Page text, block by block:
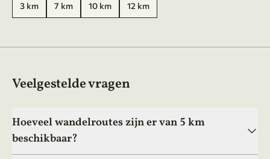
3 km 7 km 10 km 12 km
Veelgestelde vragen
Hoeveel wandelroutes zijn er van 5 km
beschikbaar?